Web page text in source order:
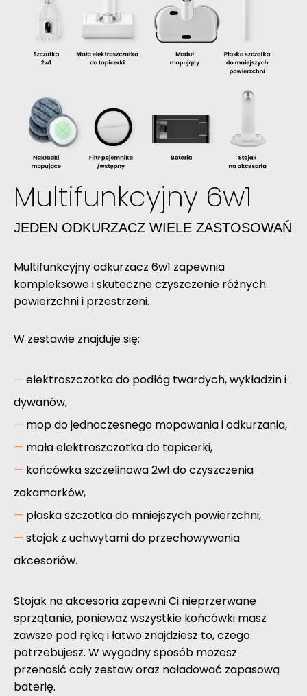
Multifunkcyjny 6w1
JEDEN ODKURZACZ WIELE ZASTOSOWAŃ
Multifunkcyjny odkurzacz 6w1 zapewnia
kompleksowe i skuteczne czyszczenie różnych
powierzchni i przestrzeni.
W zestawie znajduje się:
elektroszczotka do podłóg twardych, wykładzin i
dywanów,
mop do jednoczesnego mopowania i odkurzania,
mała elektroszczotka do tapicerki,
końcówka szczelinowa 2w1 do czyszczenia
zakamarków,
płaska szczotka do mniejszych powierzchni,
stojak z uchwytami do przechowywania
akcesoriów.
Stojak na akcesoria zapewni Ci nieprzerwane
sprzątanie, ponieważ wszystkie końcówki masz
zawsze pod ręką i łatwo znajdziesz to, czego
potrzebujesz. W wygodny sposób możesz
przenosić cały zestaw oraz naładować zapasową
baterię.